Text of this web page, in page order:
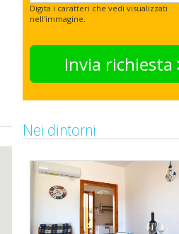
Digita i caratteri che vedi visualizzati
nell'immagine.
Invia richiesta
Nei dintorni